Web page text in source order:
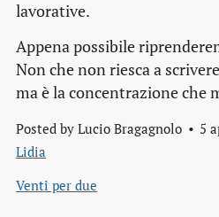
lavorative.
Appena possibile
Non che non riesca a
ma è la concentrazione che
Posted by Lucio Bragagnolo 5
Lidia
Venti per due